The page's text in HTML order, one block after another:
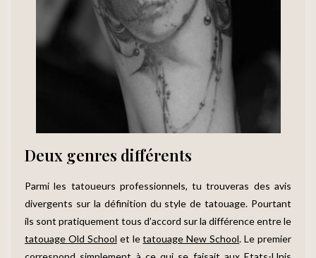
Deux genres différents
Parmi les tatoueurs professionnels, tu trouveras des avis
divergents sur la définition du style de tatouage. Pourtant
ils sont pratiquement tous d’accord sur la différence entre le
tatouage Old School et letatouage New School. Le premier